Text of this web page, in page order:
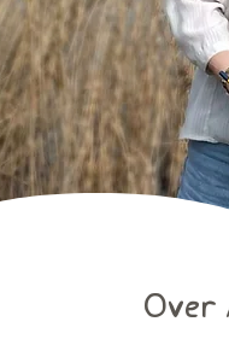
Over